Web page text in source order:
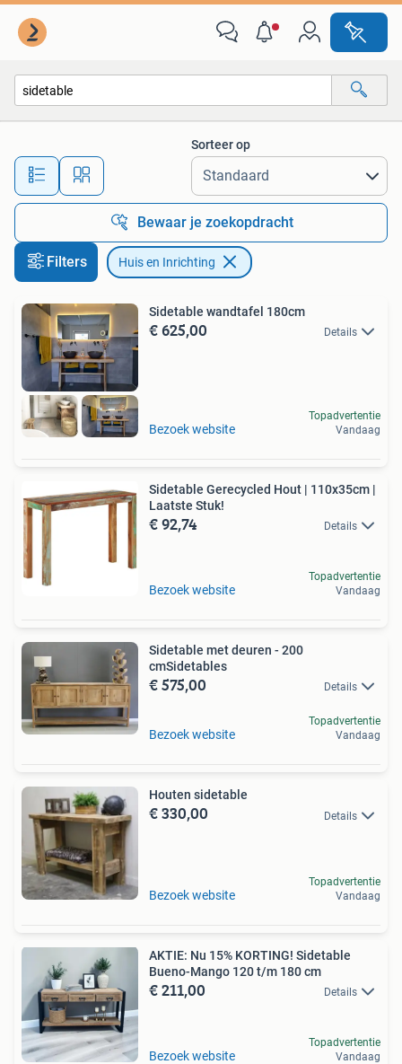
Alle afstanden…
Sorteer op
Bewaar je zoekopdracht
Filters Huis en Inrichting
Sidetable wandtafel 180cm
€ 625,00 Details
Bezoek website
Topadvertentie
Vandaag
Sidetable Gerecycled Hout | 110x35cm |
Laatste Stuk!
€ 92,74 Details
Bezoek website
Topadvertentie
Vandaag
Sidetable met deuren - 200
cmSidetables
€ 575,00 Details
Bezoek website
Topadvertentie
Vandaag
Houten sidetable
€ 330,00 Details
Bezoek website
Topadvertentie
Vandaag
AKTIE: Nu 15% KORTING! Sidetable
Bueno-Mango 120 t/m 180 cm
€ 211,00 Details
Bezoek website
Topadvertentie
Vandaag